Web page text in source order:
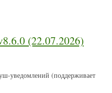
(22.07.2026)
уведомлений (поддерживает